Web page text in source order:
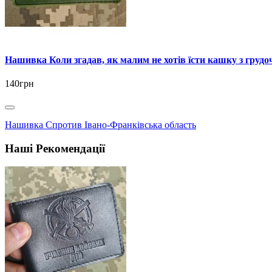
Нашивка Коли згадав, як малим не хотів їсти кашку з
140грн
Нашивка Спротив Івано-Франківська область
Наші Рекомендації